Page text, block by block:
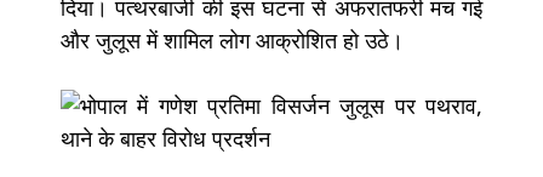
दिया। पत्थरबाजी की इस घटना से अफरातफरी मच गई
और जुलूस में शामिल लोग आक्रोशित हो उठे।